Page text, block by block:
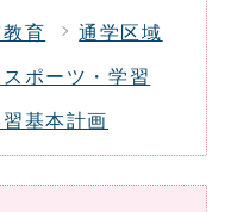
育 通学区域
ポーツ・学習
基本計画